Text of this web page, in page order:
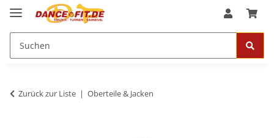
Zurück zur Liste Oberteile & Jacken